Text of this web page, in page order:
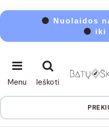
⚫ Nuolaidos
⚫ iki
Menu Ieškoti